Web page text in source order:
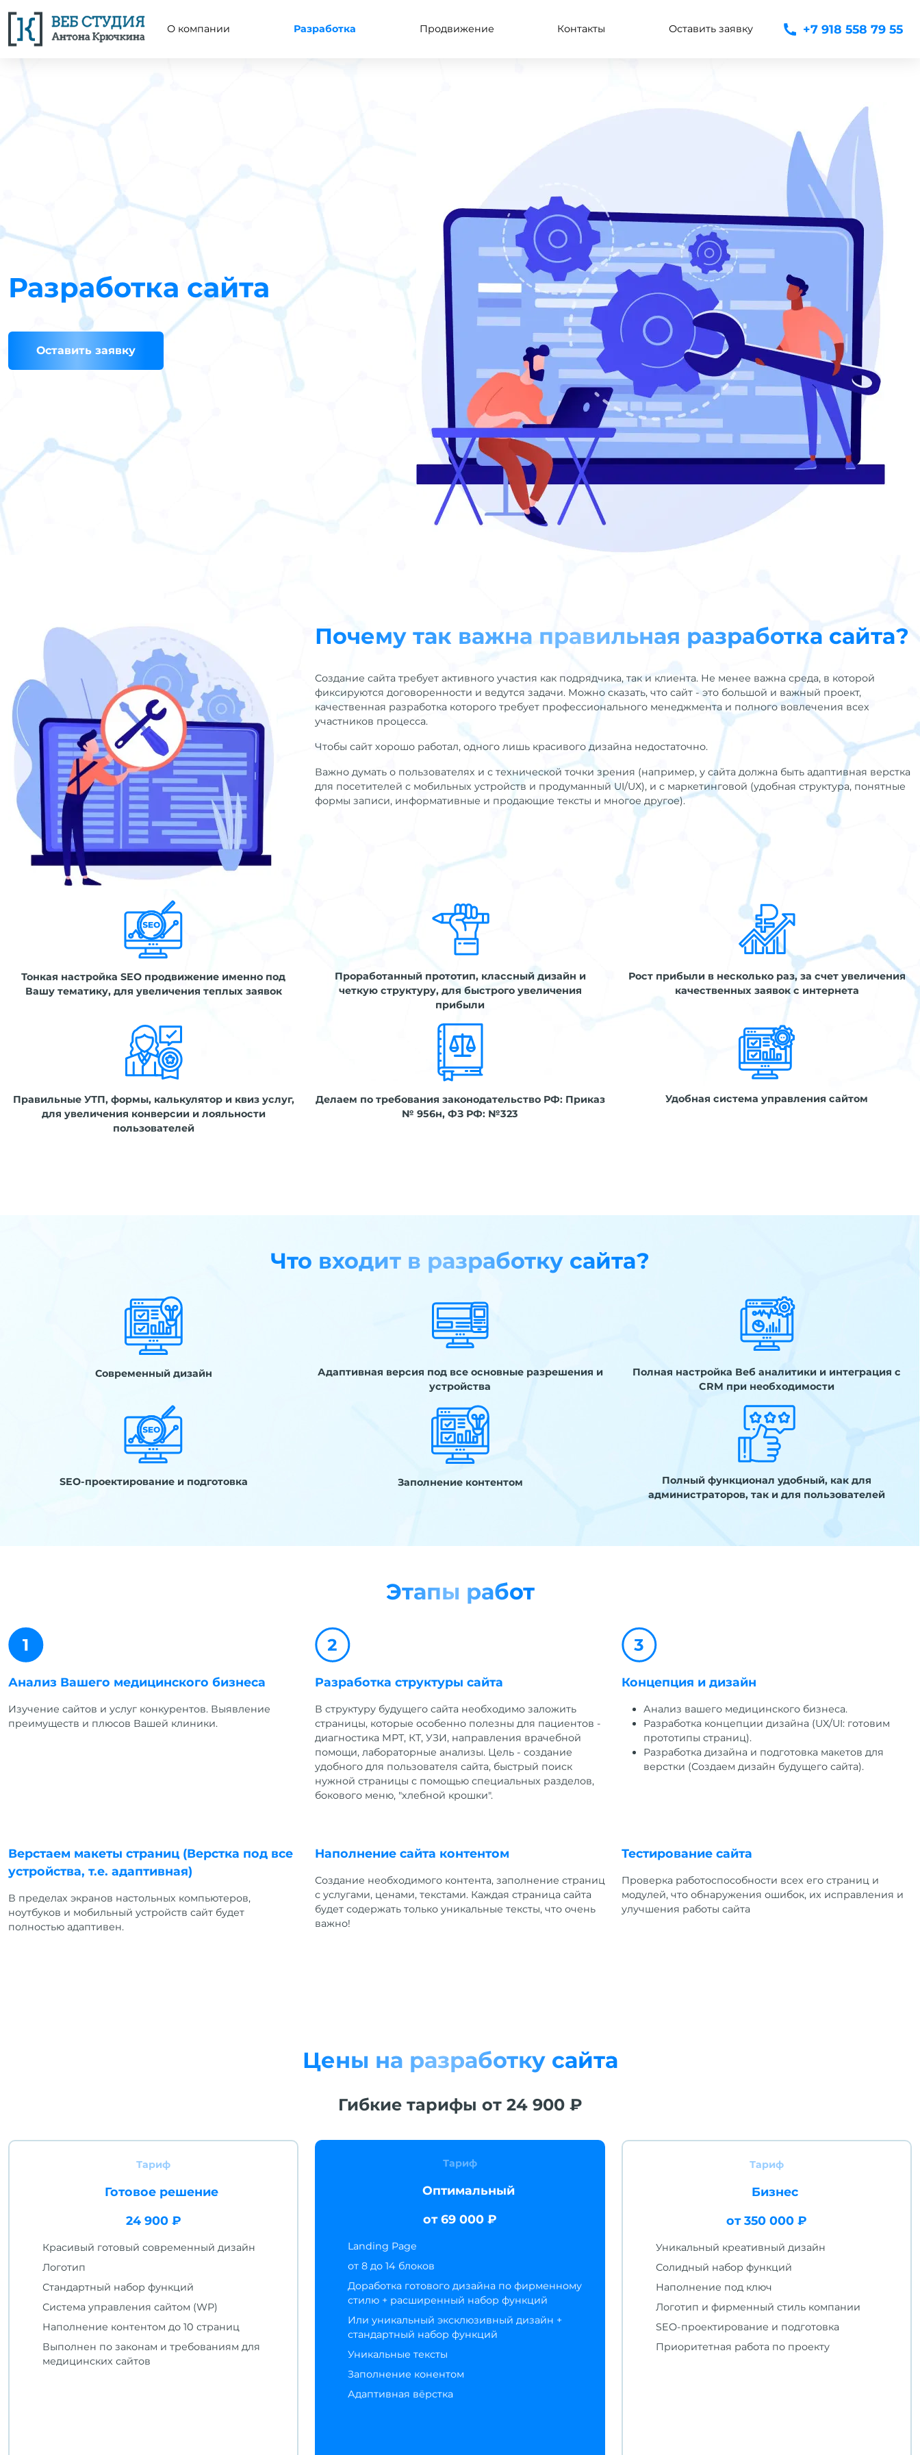
О компании Разработка Продвижение Контакты Оставить заявку +7 918 558 79 55
Разработка сайта
Оставить заявку
Почему так важна правильная разработка сайта?
Создание сайта требует активного участия как подрядчика, так и клиента. Не менее важна среда, в которой
фиксируются договоренности и ведутся задачи. Можно сказать, что сайт - это большой и важный проект,
качественная разработка которого требует профессионального менеджмента и полного вовлечения всех
участников процесса.
Чтобы сайт хорошо работал, одного лишь красивого дизайна недостаточно.
Важно думать о пользователях и с технической точки зрения (например, у сайта должна быть адаптивная верстка
для посетителей с мобильных устройств и продуманный UI/UX), и с маркетинговой (удобная структура, понятные
формы записи, информативные и продающие тексты и многое другое).
Тонкая настройка SEO продвижение именно под
Вашу тематику, для увеличения теплых заявок
Проработанный прототип, классный дизайн и
четкую структуру, для быстрого увеличения
прибыли
Рост прибыли в несколько раз, за счет увеличения
качественных заявок с интернета
Правильные УТП, формы, калькулятор и квиз услуг,
для увеличения конверсии и лояльности
пользователей
Делаем по требования законодательство РФ: Приказ
№ 956н, ФЗ РФ: №323
Удобная система управления сайтом
Что входит в разработку сайта?
Современный дизайн
Адаптивная версия под все основные разрешения и
устройства
Полная настройка Веб аналитики и интеграция с
CRM при необходимости
SEO-проектирование и подготовка Заполнение контентом
Полный функционал удобный, как для
администраторов, так и для пользователей
Этапы работ
Анализ Вашего медицинского бизнеса
Изучение сайтов и услуг конкурентов. Выявление
преимуществ и плюсов Вашей клиники.
Разработка структуры сайта
В структуру будущего сайта необходимо заложить
страницы, которые особенно полезны для пациентов -
диагностика МРТ, КТ, УЗИ, направления врачебной
помощи, лабораторные анализы. Цель - создание
удобного для пользователя сайта, быстрый поиск
нужной страницы с помощью специальных разделов,
бокового меню, "хлебной крошки".
Концепция и дизайн
Анализ вашего медицинского бизнеса.
Разработка концепции дизайна (UX/UI: готовим
прототипы страниц).
Разработка дизайна и подготовка макетов для
верстки (Создаем дизайн будущего сайта).
Верстаем макеты страниц (Верстка под все
устройства, т.е. адаптивная)
В пределах экранов настольных компьютеров,
ноутбуков и мобильный устройств сайт будет
полностью адаптивен.
Наполнение сайта контентом
Создание необходимого контента, заполнение страниц
с услугами, ценами, текстами. Каждая страница сайта
будет содержать только уникальные тексты, что очень
важно!
Тестирование сайта
Проверка работоспособности всех его страниц и
модулей, что обнаружения ошибок, их исправления и
улучшения работы сайта
Цены на разработку сайта
Гибкие тарифы от 24 900 ₽
Тариф
Готовое решение
24 900 ₽
Красивый готовый современный дизайн
Логотип
Стандартный набор функций
Система управления сайтом (WP)
Наполнение контентом до 10 страниц
Выполнен по законам и требованиям для
медицинских сайтов
Тариф
Оптимальный
от 69 000 ₽
Landing Page
от 8 до 14 блоков
Доработка готового дизайна по фирменному
стилю + расширенный набор функций
Или уникальный эксклюзивный дизайн +
стандартный набор функций
Уникальные тексты
Заполнение конентом
Адаптивная вёрстка
Тариф
Бизнес
от 350 000 ₽
Уникальный креативный дизайн
Солидный набор функций
Наполнение под ключ
Логотип и фирменный стиль компании
SEO-проектирование и подготовка
Приоритетная работа по проекту